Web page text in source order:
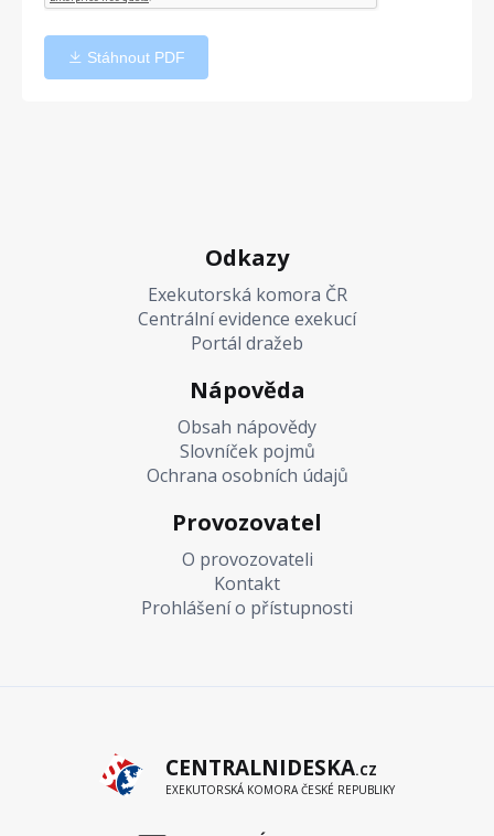
Stáhnout PDF
Odkazy
Exekutorská komora ČR
Centrální evidence exekucí
Portál dražeb
Nápověda
Obsah nápovědy
Slovníček pojmů
Ochrana osobních údajů
Provozovatel
O provozovateli
Kontakt
Prohlášení o přístupnosti
CENTRALNIDESKA.CZ
EXEKUTORSKÁ KOMORA ČESKÉ REPUBLIKY